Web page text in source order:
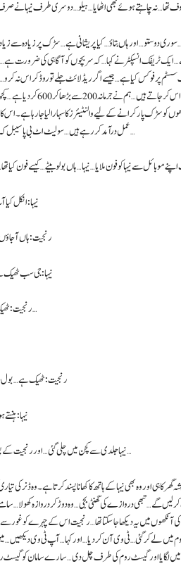
دوستو… اور ہاں بتاؤ… کیا پریشانی ہے… سڑک پر زیادہ سے
ٹریفک انسپکٹر نے کہا… کہ سر بچوں کو آگاہی کی ضرورت ہے…
پر فوکس کیا ہے… جیسے اگر ریڈ لائٹ جلے تو روڈ کراس نہ
وغیرہ وغیرہ… خاص کر ٹو وہیلرز پر دھیان دیا جا
سڑک پار کرانے کے لیے والنٹیئرز کا سہارا لیا جا رہا ہے۔
عمل درآمد کر رہے ہیں… سو لیٹ اٹ بی پاسیبل کہ ہم لوگ ضرور کامیاب ہوں گے…
نیہا: انکل
رنجیت: ہاں آ
نیہا: جی سب ٹھیک
رنجیت: ٹھیک ہے… میں 7 بجے تک آ جاؤں گا…
رنجیت: ٹھیک ہے… بول
نیہا:
نیہا جلدی سے کچن میں چلی گئی… اور رنجیت کے پسند کے کھانے بنانے میں لگ گئی…
کا ہی اور وہ بھی نیہا کے ہاتھ کا کھانا پسند کرتا ہے۔ وہ ڈنر کی
گے… تبھی دروازے کی گھنٹی بجی… وہ دوڑ کر دروازہ کھولا…
کی آنکھوں میں یہ دیکھا جا سکتا تھا… رنجیت اس کے چہرے کو غور سے
میں لے کر گئی… ٹی وی آن کر دیا… اور کہا… آپ ٹی وی دیکھیں…